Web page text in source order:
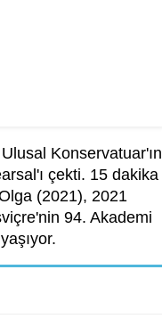
Konservatuar'ın
çekti. 15 dakika
(2021), 2021
94. Akademi